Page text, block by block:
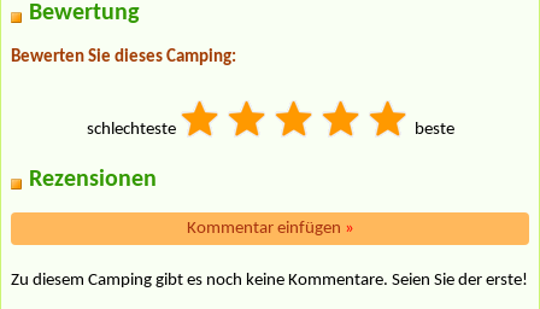
Bewertung
Bewerten Sie dieses Camping:
schlechteste beste
Rezensionen
Kommentar einfügen »
Zu diesem Camping gibt es noch keine Kommentare. Seien Sie der erste!